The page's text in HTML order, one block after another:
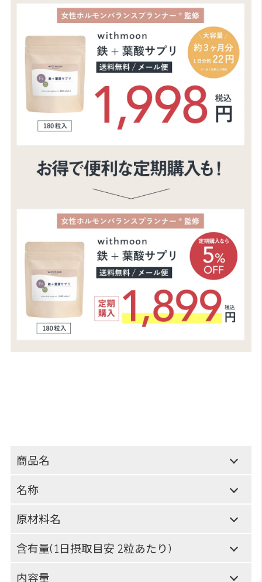
商品名
名称
原材料名
含有量(1日摂取目安 2粒あたり)
内容量